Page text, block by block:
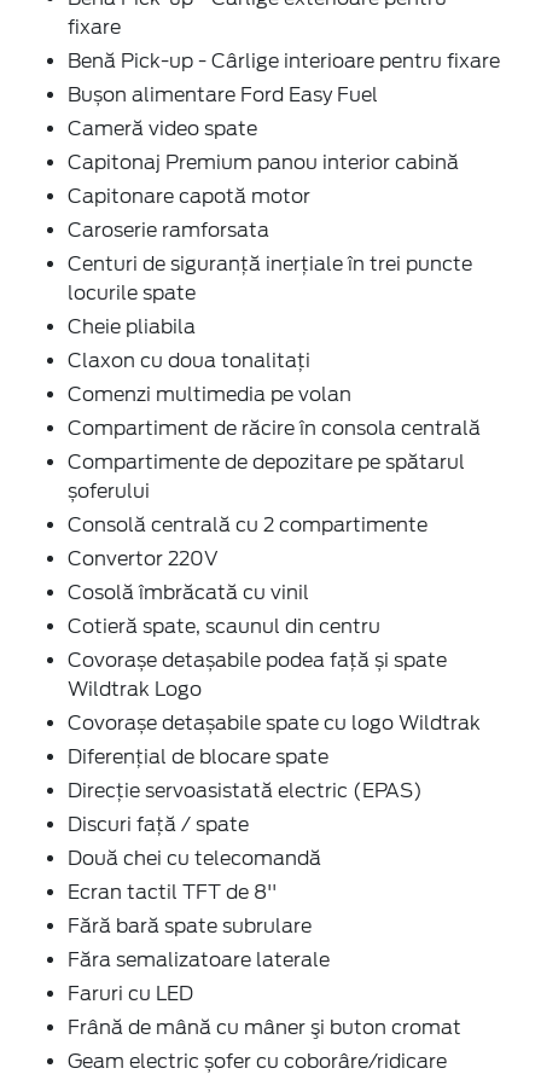
fixare
Benă Pick-up - Cârlige interioare pentru fixare
Bușon alimentare Ford Easy Fuel
Cameră video spate
Capitonaj Premium panou interior cabină
Capitonare capotă motor
Caroserie ramforsata
Centuri de siguranță inerțiale în trei puncte
locurile spate
Cheie pliabila
Claxon cu doua tonalitați
Comenzi multimedia pe volan
Compartiment de răcire în consola centrală
Compartimente de depozitare pe spătarul
șoferului
Consolă centrală cu 2 compartimente
Convertor 220V
Cosolă îmbrăcată cu vinil
Cotieră spate, scaunul din centru
Covorașe detașabile podea față și spate
Wildtrak Logo
Covorașe detașabile spate cu logo Wildtrak
Diferențial de blocare spate
Direcție servoasistată electric (EPAS)
Discuri față / spate
Două chei cu telecomandă
Ecran tactil TFT de 8''
Fără bară spate subrulare
Făra semalizatoare laterale
Faruri cu LED
Frână de mână cu mâner şi buton cromat
Geam electric șofer cu coborâre/ridicare